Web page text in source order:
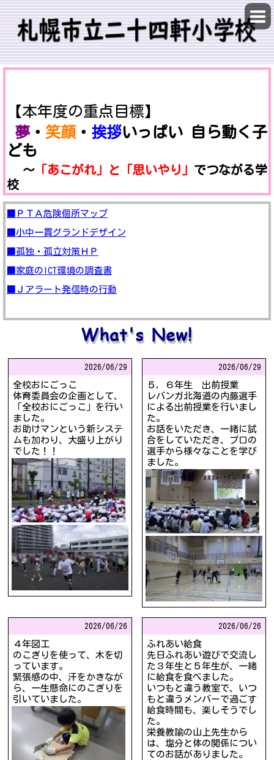
【本年度の重点目標】
夢 ・ 笑顔 ・ 挨拶いっぱい 自ら動く子
ども
～ 「あこがれ」と「思いやり」 でつながる学
校
ＰＴＡ危険個所マップ
■小中一貫グランドデザイン
■孤独・孤立対策ＨＰ
■家庭のICT環境の調査書
■Ｊアラート発信時の行動
2026/06/29
全校おにごっこ
体育委員会の企画として、
「全校おにごっこ」を行い
ました。
お助けマンという新システ
ムも加わり、大盛り上がり
でした！！
2026/06/29
５，６年生 出前授業
レバンガ北海道の内藤選手
による出前授業を行いまし
た。
お話をいただき、一緒に試
合をしていただき、プロの
選手から様々なことを学び
ました。
2026/06/26
４年図工
のこぎりを使って、木を切
っています。
緊張感の中、汗をかきなが
ら、一生懸命にのこぎりを
引いていました。
2026/06/26
ふれあい給食
先日ふれあい遊びで交流し
た３年生と５年生が、一緒
に給食を食べました。
いつもと違う教室で、いつ
もと違うメンバーで過ごす
給食時間も、楽しそうでし
た。
栄養教諭の山上先生から
は、塩分と体の関係につい
てのお話がありました。